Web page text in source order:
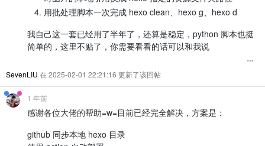
用批处理脚本一次完成 hexo clean、hexo g、hexo d
我自己这一套已经用了半年了，还算是稳定，python 脚本也挺
简单的，这里不贴了，你需要看看的话可以和我说
SevenLIU 在 2025-02-01 22:21:16 更新了该回帖
1 年前
感谢各位大佬的帮助=w=目前已经完全解决，方案是：
github 同步本地 hexo 目录